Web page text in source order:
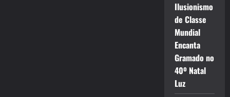
Ilusionismo
de Classe
Mundial
Encanta
Gramado no
40º Natal
Luz